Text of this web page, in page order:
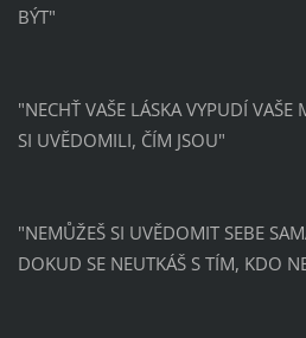
BÝT"
"NECHŤ VAŠE LÁSKA VYPUDÍ
SI UVĚDOMILI, ČÍM JSOU"
"NEMŮŽEŠ SI UVĚDOMIT SEBE
DOKUD SE NEUTKÁŠ S TÍM, KDO